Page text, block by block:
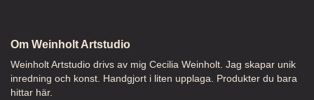
Om Weinholt Artstudio
Weinholt Artstudio drivs av mig Cecilia Weinholt. Jag skapar unik
inredning och konst. Handgjort i liten upplaga. Produkter du bara
hittar här.